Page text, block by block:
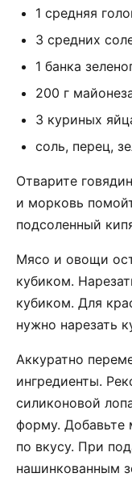
1 средняя
3 средних
1 банка
200 г
3 куриных
соль, перец,
Отварите
и морковь
подсоленный
Мясо и овощи
кубиком.
кубиком. Для
нужно нарезать
Аккуратно
ингредиенты.
силиконовой
форму. Добавьте
по вкусу. При
нашинкованным